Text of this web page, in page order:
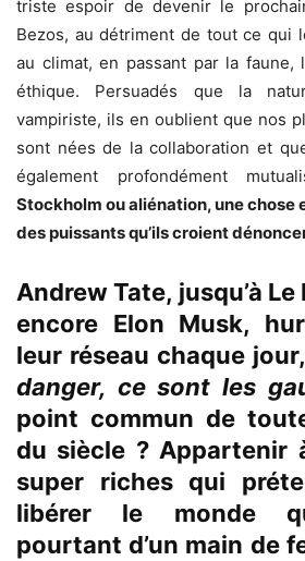
triste espoir de devenir le
Bezos, au détriment de tout ce qui
au climat, en passant par la
éthique. Persuadés que la
vampiriste, ils en oublient que nos
sont nées de la collaboration et
également profondément
Stockholm ou aliénation, une chose
des puissants qu’ils croient
Andrew Tate, jusqu’à
encore Elon Musk,
leur réseau chaque
danger, ce sont les
point commun de
du siècle ? Appartenir
super riches qui
libérer le monde
pourtant d’un main de